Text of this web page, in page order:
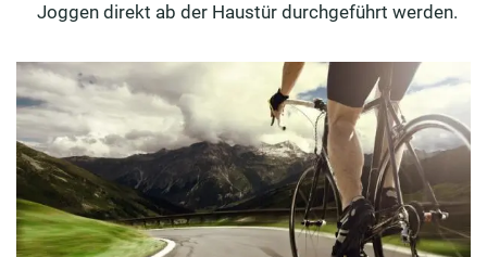
Joggen direkt ab der Haustür durchgeführt werden.